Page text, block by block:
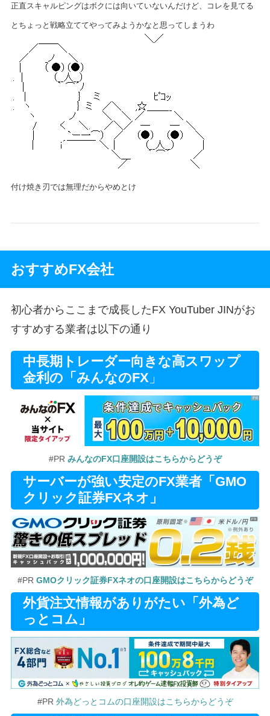
正直スキャルピングはボクには向いていないんだけど、コレを見てる
とちょっと戦略立ててやってみようかなと思ってしまうわ
付け焼き刃では無理だからやめとけ
おすすめFX会社
初心者からここまで成長したFX YouTuber JINがお
すすめする業者は以下の通り
中長期トレーダー向きな高スワップ
金利の「みんなのFX」
#PR みんなのFX口座開設はこちらからどうぞ
サーバーが強い安定のFX業者「GMO
クリック証券FXネオ」
#PR GMOクリック証券FXネオの口座開設はこちらからどうぞ
外貨注文情報がありがたい「外為ど
っとコム」
#PR 外為どっとコムの口座開設はこちらからどうぞ